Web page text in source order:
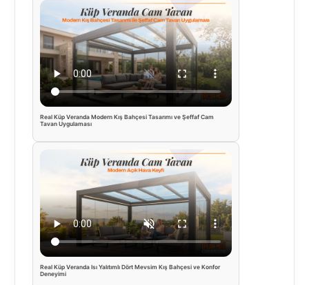
Real Küp Veranda Modern Kış Bahçesi Tasarımı ve Şeffaf Cam
Tavan Uygulaması
Real Küp Veranda Isı Yalıtımlı Dört Mevsim Kış Bahçesi ve Konfor
Deneyimi